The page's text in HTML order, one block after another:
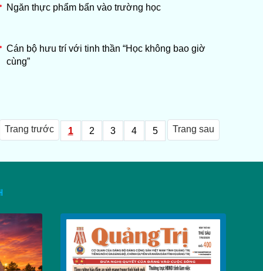
Ngăn thực phẩm bẩn vào trường học
Cán bộ hưu trí với tinh thần “Học không bao giờ
cùng”
Trang trước 1 2 3 4 5 Trang sau
hòa bình
15:00
Phim truyện: Bác Ba Phi - Tập
15:45
Vì Quảng Trị phát triển: Quảng
Trị nỗ lực giải quyết việc làm
xã sau sáp nhập
16:30
Phóng sự: Sức sống mới ở
vùng biên A Dơi